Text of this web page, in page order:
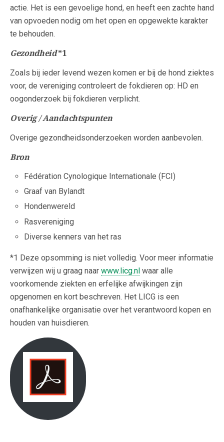
actie. Het is een gevoelige hond, en heeft een zachte hand
van opvoeden nodig om het open en opgewekte karakter
te behouden.
Gezondheid*1
Zoals bij ieder levend wezen komen er bij de hond ziektes
voor, de vereniging controleert de fokdieren op: HD en
oogonderzoek bij fokdieren verplicht.
Overig / Aandachtspunten
Overige gezondheidsonderzoeken worden aanbevolen.
Bron
Fédération Cynologique Internationale (FCI)
Graaf van Bylandt
Hondenwereld
Rasvereniging
Diverse kenners van het ras
*1 Deze opsomming is niet volledig. Voor meer informatie
verwijzen wij u graag naar www.licg.nl waar alle
voorkomende ziekten en erfelijke afwijkingen zijn
opgenomen en kort beschreven. Het LICG is een
onafhankelijke organisatie over het verantwoord kopen en
houden van huisdieren.